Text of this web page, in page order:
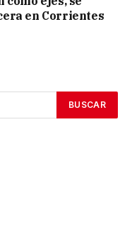
en Corrientes